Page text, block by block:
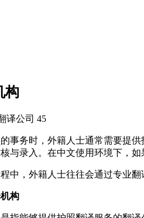
构
译公司 45
事务时，外籍人士通常需要提
与录入。在中文使用环境下，
中，外籍人士往往会通过专业
构